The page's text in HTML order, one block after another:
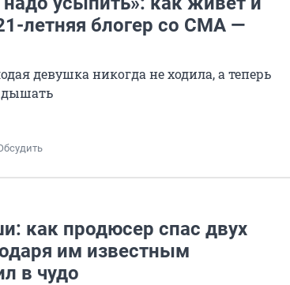
летняя блогер со СМА —
девушка никогда не ходила, а теперь
дышать
как продюсер спас двух
им известным
в чудо